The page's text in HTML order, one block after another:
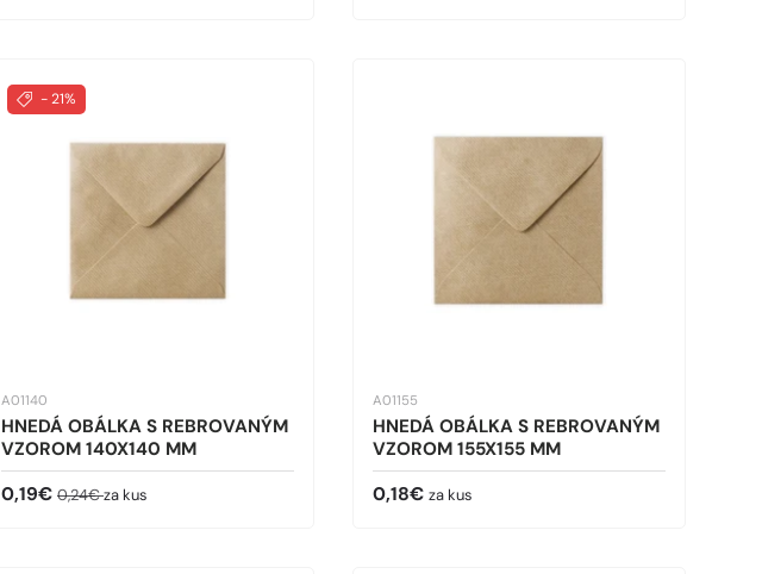
- 21%
A01140
HNEDÁ OBÁLKA S REBROVANÝM
VZOROM 140X140 MM
Predajná cena
0,19€ Bežná cena
0,24€za kus
A01155
HNEDÁ OBÁLKA S REBROVANÝM
VZOROM 155X155 MM
Bežná cena
0,18€ za kus